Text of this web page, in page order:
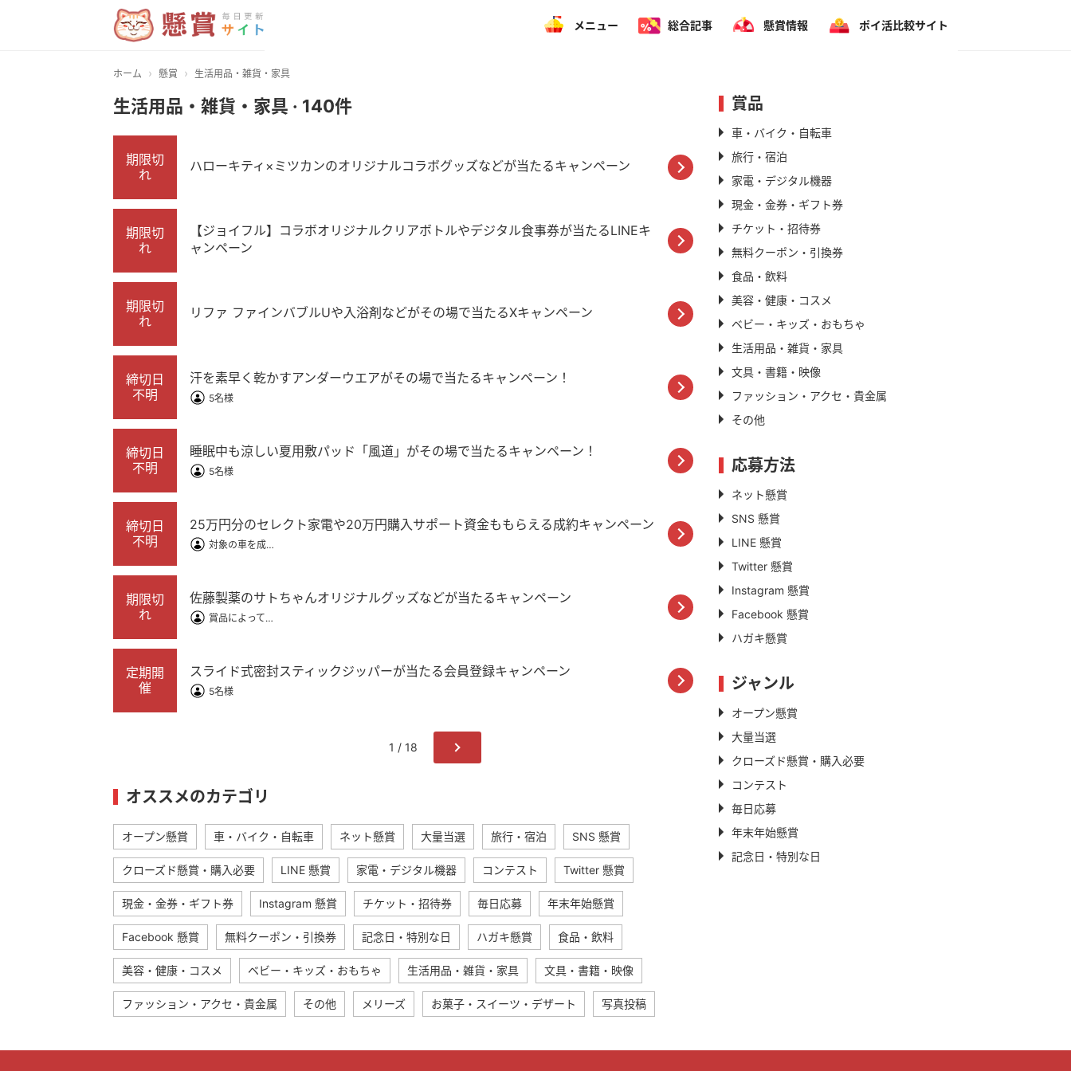
メニュー 総合記事 懸賞情報 ポイ活比較サイト
ホーム › 懸賞 › 生活用品・雑貨・家具
生活用品・雑貨・家具 · 140件
期限切
れ
ハローキティ×ミツカンのオリジナルコラボグッズなどが当たるキャンペーン
期限切
れ
【ジョイフル】コラボオリジナルクリアボトルやデジタル食事券が当たるLINEキ
ャンペーン
期限切
れ
リファ ファインバブルUや入浴剤などがその場で当たるXキャンペーン
締切日
不明
汗を素早く乾かすアンダーウエアがその場で当たるキャンペーン！
5名様
締切日
不明
睡眠中も涼しい夏用敷パッド「風道」がその場で当たるキャンペーン！
5名様
締切日
不明
25万円分のセレクト家電や20万円購入サポート資金ももらえる成約キャンペーン
対象の車を成約して必ずもらえる
期限切
れ
佐藤製薬のサトちゃんオリジナルグッズなどが当たるキャンペーン
賞品によって異なります
定期開
催
スライド式密封スティックジッパーが当たる会員登録キャンペーン
5名様
1 / 18
オススメのカテゴリ
オープン懸賞 車・バイク・自転車 ネット懸賞 大量当選 旅行・宿泊 SNS 懸賞
クローズド懸賞・購入必要 LINE 懸賞 家電・デジタル機器 コンテスト Twitter 懸賞
現金・金券・ギフト券 Instagram 懸賞 チケット・招待券 毎日応募 年末年始懸賞
Facebook 懸賞 無料クーポン・引換券 記念日・特別な日 ハガキ懸賞 食品・飲料
美容・健康・コスメ ベビー・キッズ・おもちゃ 生活用品・雑貨・家具 文具・書籍・映像
ファッション・アクセ・貴金属 その他 メリーズ お菓子・スイーツ・デザート 写真投稿
賞品
車・バイク・自転車
旅行・宿泊
家電・デジタル機器
現金・金券・ギフト券
チケット・招待券
無料クーポン・引換券
食品・飲料
美容・健康・コスメ
ベビー・キッズ・おもちゃ
生活用品・雑貨・家具
文具・書籍・映像
ファッション・アクセ・貴金属
その他
応募方法
ネット懸賞
SNS 懸賞
LINE 懸賞
Twitter 懸賞
Instagram 懸賞
Facebook 懸賞
ハガキ懸賞
ジャンル
オープン懸賞
大量当選
クローズド懸賞・購入必要
コンテスト
毎日応募
年末年始懸賞
記念日・特別な日